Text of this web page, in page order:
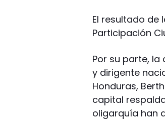
El resultado de
Participación
Por su parte,
y dirigente
Honduras,
capital
oligarquía han